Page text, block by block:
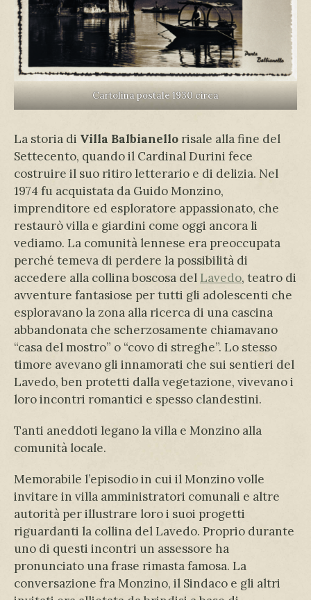
Cartolina postale 1930 circa
La storia di Villa Balbianello risale alla fine del
Settecento, quando il Cardinal Durini fece
costruire il suo ritiro letterario e di delizia. Nel
1974 fu acquistata da Guido Monzino,
imprenditore ed esploratore appassionato, che
restaurò villa e giardini come oggi ancora li
vediamo. La comunità lennese era preoccupata
perché temeva di perdere la possibilità di
accedere alla collina boscosa del Lavedo, teatro di
avventure fantasiose per tutti gli adolescenti che
esploravano la zona alla ricerca di una cascina
abbandonata che scherzosamente chiamavano
“casa del mostro” o “covo di streghe”. Lo stesso
timore avevano gli innamorati che sui sentieri del
Lavedo, ben protetti dalla vegetazione, vivevano i
loro incontri romantici e spesso clandestini.
Tanti aneddoti legano la villa e Monzino alla
comunità locale.
Memorabile l’episodio in cui il Monzino volle
invitare in villa amministratori comunali e altre
autorità per illustrare loro i suoi progetti
riguardanti la collina del Lavedo. Proprio durante
uno di questi incontri un assessore ha
pronunciato una frase rimasta famosa. La
conversazione fra Monzino, il Sindaco e gli altri